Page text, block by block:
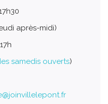
après-midi)
samedis ouverts)